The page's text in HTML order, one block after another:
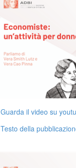
Guarda il video su
Testo della